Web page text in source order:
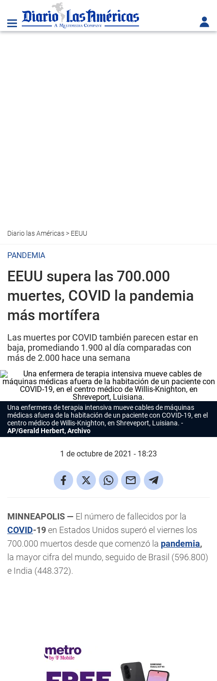
Diario las Américas> EEUU
PANDEMIA
EEUU supera las 700.000
muertes, COVID la pandemia
más mortífera
Las muertes por COVID también parecen estar en
baja, promediando 1.900 al día comparadas con
más de 2.000 hace una semana
Una enfermera de terapia intensiva mueve cables de máquinas
médicas afuera de la habitación de un paciente con COVID-19, en el
centro médico de Willis-Knighton, en Shreveport, Luisiana.
AP/Gerald Herbert, Archivo
1 de octubre de 2021 - 18:23
MINNEAPOLIS — El número de fallecidos por la
COVID-19en Estados Unidos superó el viernes los
700.000 muertos desde que comenzó la pandemia,
la mayor cifra del mundo, seguido de Brasil (596.800)
e India (448.372).